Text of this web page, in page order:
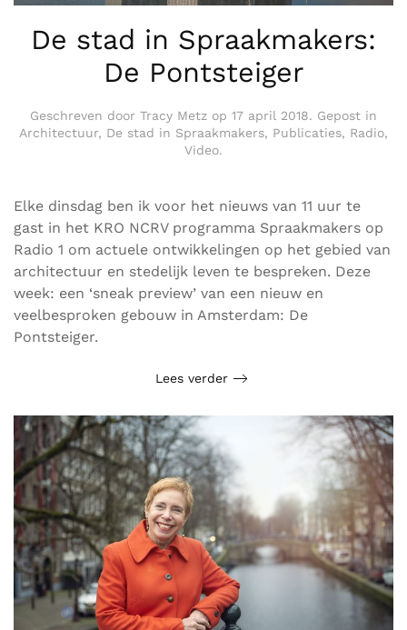
De stad in Spraakmakers:
De Pontsteiger
Geschreven door Tracy Metz op 17 april 2018. Gepost in
Architectuur, De stad in Spraakmakers, Publicaties, Radio,
Video.
Elke dinsdag ben ik voor het nieuws van 11 uur te
gast in het KRO NCRV programma Spraakmakers op
Radio 1 om actuele ontwikkelingen op het gebied van
architectuur en stedelijk leven te bespreken. Deze
week: een ‘sneak preview’ van een nieuw en
veelbesproken gebouw in Amsterdam: De
Pontsteiger.
Lees verder